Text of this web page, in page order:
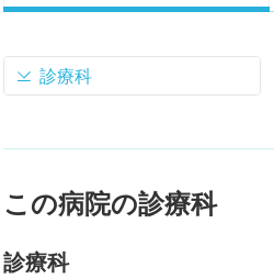
診療科
この病院の診療科
診療科